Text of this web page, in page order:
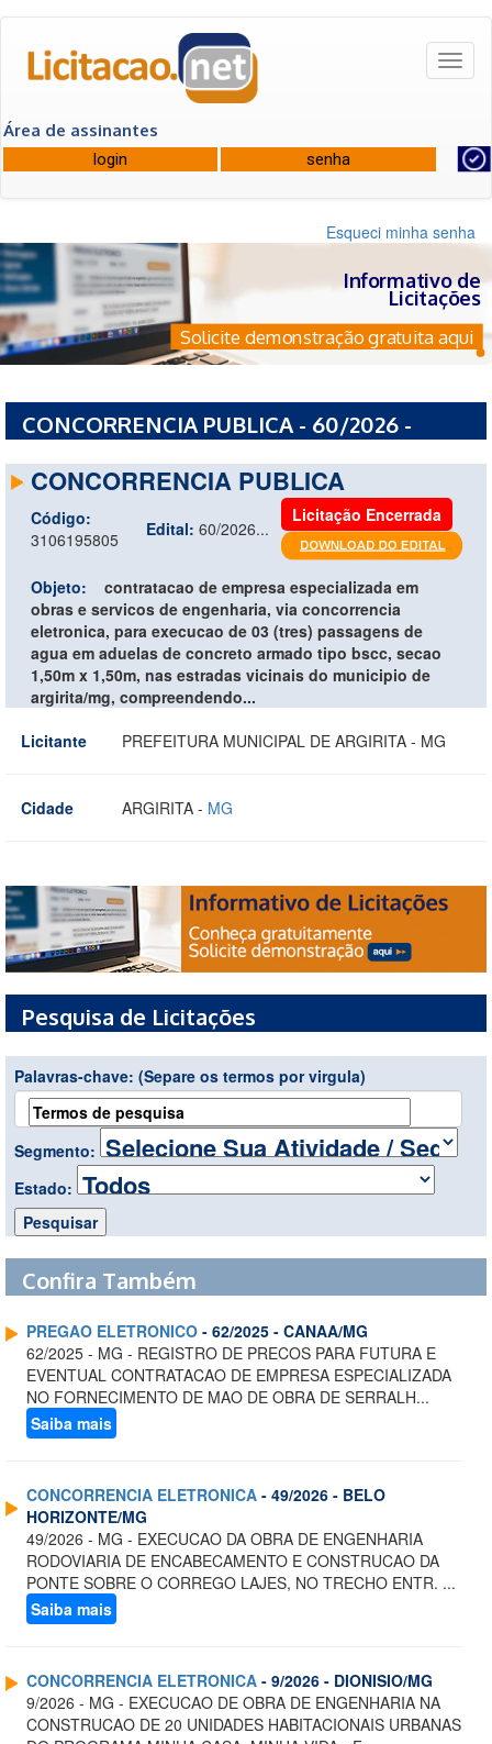
Área de assinantes
Esqueci minha senha
Informativo de
Licitações
Solicite demonstração gratuita aqui
CONCORRENCIA PUBLICA - 60/2026 -
CONCORRENCIA PUBLICA
Código:
3106195805
Edital: 60/2026...
Licitação Encerrada
Objeto:
contratacao de empresa especializada em
obras e servicos de engenharia, via concorrencia
eletronica, para execucao de 03 (tres) passagens de
agua em aduelas de concreto armado tipo bscc, secao
1,50m x 1,50m, nas estradas vicinais do municipio de
argirita/mg, compreendendo...
Licitante
PREFEITURA MUNICIPAL DE ARGIRITA - MG
Cidade ARGIRITA - MG
Pesquisa de Licitações
Palavras-chave: (Separe os termos por virgula)
Segmento:
Estado:
Confira Também
PREGAO ELETRONICO - 62/2025 - CANAA/MG
62/2025 - MG - REGISTRO DE PRECOS PARA FUTURA E
EVENTUAL CONTRATACAO DE EMPRESA ESPECIALIZADA
NO FORNECIMENTO DE MAO DE OBRA DE SERRALH...
Saiba mais
CONCORRENCIA ELETRONICA - 49/2026 - BELO
HORIZONTE/MG
49/2026 - MG - EXECUCAO DA OBRA DE ENGENHARIA
RODOVIARIA DE ENCABECAMENTO E CONSTRUCAO DA
PONTE SOBRE O CORREGO LAJES, NO TRECHO ENTR. ...
Saiba mais
CONCORRENCIA ELETRONICA - 9/2026 - DIONISIO/MG
9/2026 - MG - EXECUCAO DE OBRA DE ENGENHARIA NA
CONSTRUCAO DE 20 UNIDADES HABITACIONAIS URBANAS